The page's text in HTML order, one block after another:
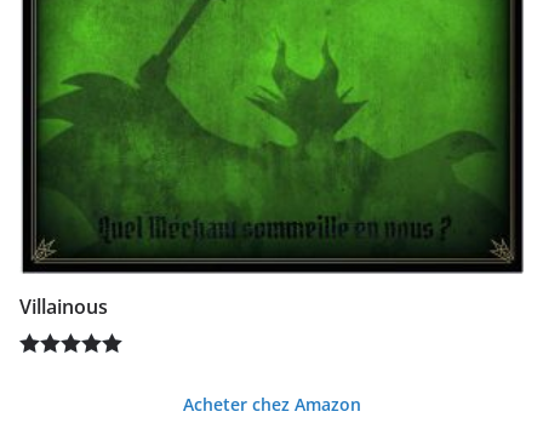
Villainous
Acheter chez Amazon